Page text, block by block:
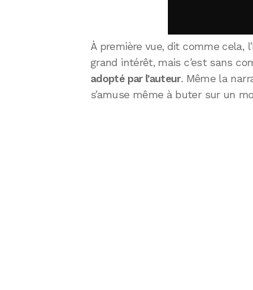
À première vue, dit comme cela,
grand intérêt, mais c’est sans
adopté par l’auteur. Même la
s’amuse même à buter sur un